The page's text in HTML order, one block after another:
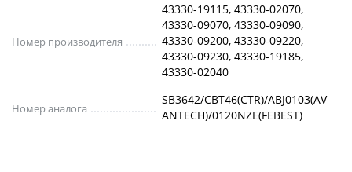
Номер производителя
43330-19115, 43330-02070,
43330-09070, 43330-09090,
43330-09200, 43330-09220,
43330-09230, 43330-19185,
43330-02040
Номер аналога
SB3642/CBT46(CTR)/ABJ0103(AV
ANTECH)/0120NZE(FEBEST)